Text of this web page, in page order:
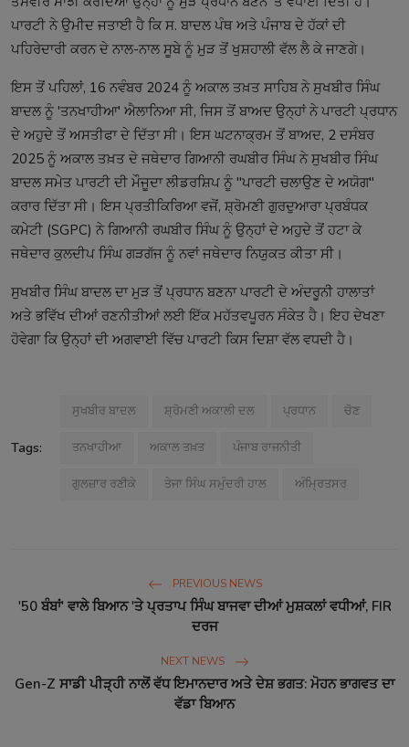
ਪਾਰਟੀ ਨੇ ਉਮੀਦ ਜਤਾਈ ਹੈ ਕਿ ਸ. ਬਾਦਲ ਪੰਥ ਅਤੇ ਪੰਜਾਬ ਦੇ ਹੱਕਾਂ ਦੀ
ਪਹਿਰੇਦਾਰੀ ਕਰਨ ਦੇ ਨਾਲ-ਨਾਲ ਸੂਬੇ ਨੂੰ ਮੁੜ ਤੋਂ ਖੁਸ਼ਹਾਲੀ ਵੱਲ ਲੈ ਕੇ ਜਾਣਗੇ।
ਇਸ ਤੋਂ ਪਹਿਲਾਂ, 16 ਨਵੰਬਰ 2024 ਨੂੰ ਅਕਾਲ ਤਖ਼ਤ ਸਾਹਿਬ ਨੇ ਸੁਖਬੀਰ ਸਿੰਘ
ਬਾਦਲ ਨੂੰ 'ਤਨਖਾਹੀਆ' ਐਲਾਨਿਆ ਸੀ, ਜਿਸ ਤੋਂ ਬਾਅਦ ਉਨ੍ਹਾਂ ਨੇ ਪਾਰਟੀ ਪ੍ਰਧਾਨ
ਦੇ ਅਹੁਦੇ ਤੋਂ ਅਸਤੀਫਾ ਦੇ ਦਿੱਤਾ ਸੀ। ਇਸ ਘਟਨਾਕ੍ਰਮ ਤੋਂ ਬਾਅਦ, 2 ਦਸੰਬਰ
2025 ਨੂੰ ਅਕਾਲ ਤਖ਼ਤ ਦੇ ਜਥੇਦਾਰ ਗਿਆਨੀ ਰਘਬੀਰ ਸਿੰਘ ਨੇ ਸੁਖਬੀਰ ਸਿੰਘ
ਬਾਦਲ ਸਮੇਤ ਪਾਰਟੀ ਦੀ ਮੌਜੂਦਾ ਲੀਡਰਸ਼ਿਪ ਨੂੰ "ਪਾਰਟੀ ਚਲਾਉਣ ਦੇ ਅਯੋਗ"
ਕਰਾਰ ਦਿੱਤਾ ਸੀ। ਇਸ ਪ੍ਰਤੀਕਿਰਿਆ ਵਜੋਂ, ਸ਼੍ਰੋਮਣੀ ਗੁਰਦੁਆਰਾ ਪ੍ਰਬੰਧਕ
ਕਮੇਟੀ (SGPC) ਨੇ ਗਿਆਨੀ ਰਘਬੀਰ ਸਿੰਘ ਨੂੰ ਉਨ੍ਹਾਂ ਦੇ ਅਹੁਦੇ ਤੋਂ ਹਟਾ ਕੇ
ਜਥੇਦਾਰ ਕੁਲਦੀਪ ਸਿੰਘ ਗੜਗੱਜ ਨੂੰ ਨਵਾਂ ਜਥੇਦਾਰ ਨਿਯੁਕਤ ਕੀਤਾ ਸੀ।
ਸੁਖਬੀਰ ਸਿੰਘ ਬਾਦਲ ਦਾ ਮੁੜ ਤੋਂ ਪ੍ਰਧਾਨ ਬਣਨਾ ਪਾਰਟੀ ਦੇ ਅੰਦਰੂਨੀ ਹਾਲਾਤਾਂ
ਅਤੇ ਭਵਿੱਖ ਦੀਆਂ ਰਣਨੀਤੀਆਂ ਲਈ ਇੱਕ ਮਹੱਤਵਪੂਰਨ ਸੰਕੇਤ ਹੈ। ਇਹ ਦੇਖਣਾ
ਹੋਵੇਗਾ ਕਿ ਉਨ੍ਹਾਂ ਦੀ ਅਗਵਾਈ ਵਿੱਚ ਪਾਰਟੀ ਕਿਸ ਦਿਸ਼ਾ ਵੱਲ ਵਧਦੀ ਹੈ।
Tags:
ਸੁਖਬੀਰ ਬਾਦਲ ਸ਼੍ਰੋਮਣੀ ਅਕਾਲੀ ਦਲ ਪ੍ਰਧਾਨ ਚੋਣ
ਤਨਖਾਹੀਆ ਅਕਾਲ ਤਖ਼ਤ ਪੰਜਾਬ ਰਾਜਨੀਤੀ
ਗੁਲਜ਼ਾਰ ਰਣੀਕੇ ਤੇਜਾ ਸਿੰਘ ਸਮੁੰਦਰੀ ਹਾਲ ਅੰਮ੍ਰਿਤਸਰ
PREVIOUS NEWS
'50 ਬੰਬਾਂ' ਵਾਲੇ ਬਿਆਨ 'ਤੇ ਪ੍ਰਤਾਪ ਸਿੰਘ ਬਾਜਵਾ ਦੀਆਂ ਮੁਸ਼ਕਲਾਂ ਵਧੀਆਂ, FIR
ਦਰਜ
NEXT NEWS
Gen-Z ਸਾਡੀ ਪੀੜ੍ਹੀ ਨਾਲੋਂ ਵੱਧ ਇਮਾਨਦਾਰ ਅਤੇ ਦੇਸ਼ ਭਗਤ: ਮੋਹਨ ਭਾਗਵਤ ਦਾ
ਵੱਡਾ ਬਿਆਨ